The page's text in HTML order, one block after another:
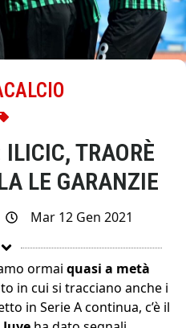
TRAORÈ
LE GARANZIE
Mar 12 Gen 2021
ormai quasi a metà
in cui si tracciano anche i
in Serie A continua, c’è il